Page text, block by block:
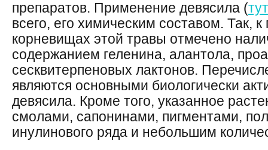
препаратов. Применение девясила (тут
всего, его химическим составом. Так,
корневищах этой травы отмечено
содержанием геленина, алантола,
сесквитерпеновых лактонов.
являются основными биологически
девясила. Кроме того, указанное
смолами, сапонинами, пигментами,
инулинового ряда и небольшим